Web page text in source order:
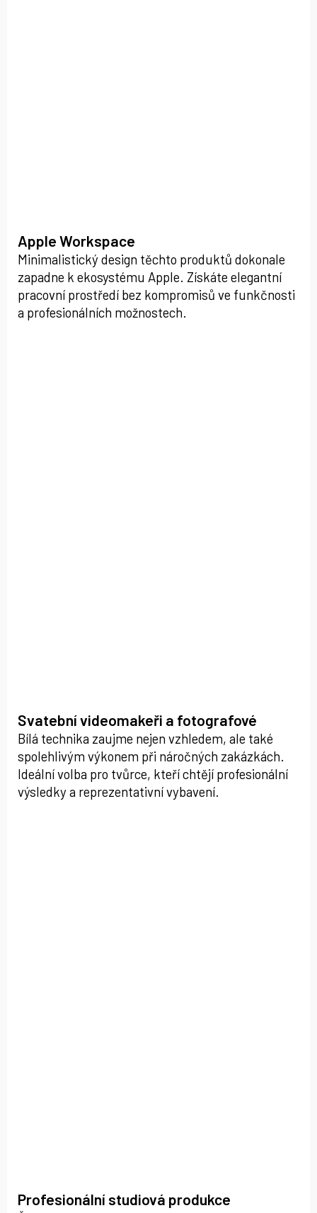
Apple Workspace
Minimalistický design těchto produktů dokonale
zapadne k ekosystému Apple. Získáte elegantní
pracovní prostředí bez kompromisů ve funkčnosti
a profesionálních možnostech.
Svatební videomakeři a fotografové
Bílá technika zaujme nejen vzhledem, ale také
spolehlivým výkonem při náročných zakázkách.
Ideální volba pro tvůrce, kteří chtějí profesionální
výsledky a reprezentativní vybavení.
Profesionální studiová produkce